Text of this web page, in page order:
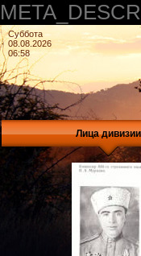
Суббота
08.08.2026
06:58
Лица дивизии